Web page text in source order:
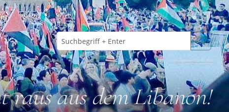
raus aus dem Libanon!